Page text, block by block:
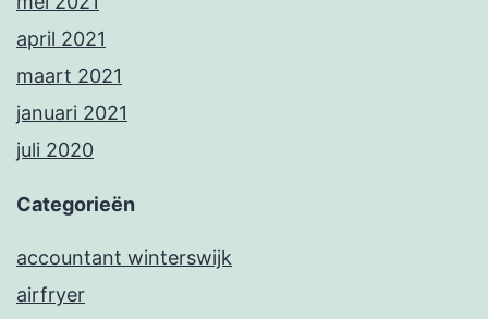
april 2021
maart 2021
januari 2021
juli 2020
Categorieën
accountant winterswijk
airfryer